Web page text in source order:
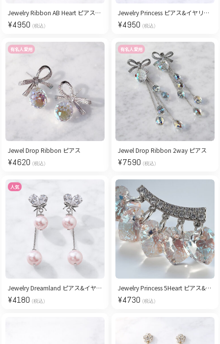
Jewelry Ribbon AB Heart ピアス&イヤリング
¥4950 (税込)
Jewelry Princess ピアス&イヤリング
¥4950 (税込)
有名人愛用
Jewel Drop Ribbon ピアス
¥4620 (税込)
有名人愛用
Jewel Drop Ribbon 2way ピアス
¥7590 (税込)
人気
Jewelry Dreamland ピアス&イヤリング
¥4180 (税込)
Jewelry Princess 5Heart ピアス&イヤリング
¥4730 (税込)